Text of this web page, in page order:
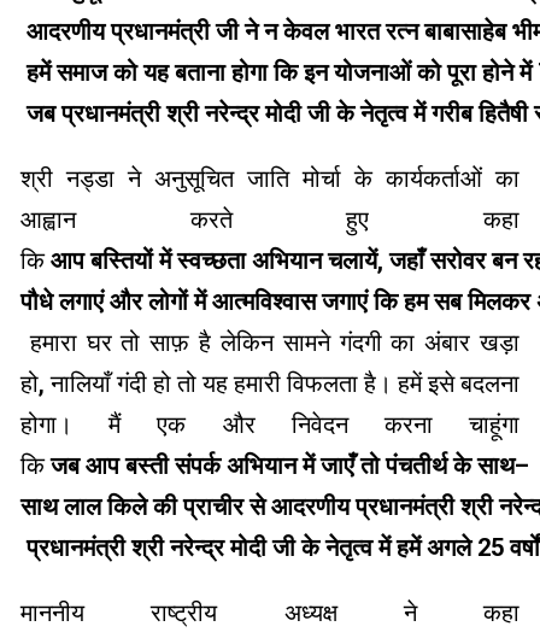
आदरणीयप्रधानमंत्री जी ने न केवल भारत रत्न बाबासाहेब
हमें समाज को यह बताना होगा कि इन योजनाओं को पूरा होने में
जब प्रधानमंत्री श्री नरेन्द्र मोदी जी के नेतृत्व में गरीब
श्री नड्डा ने अनुसूचित जाति मोर्चा के कार्यकर्ताओं का
आह्वान करते हुए कहा
किआपबस्तियों में स्वच्छता अभियान चलायें,जहाँसरोवर बन
पौधेलगाएं और लोगों में आत्मविश्वास जगाएं कि हम सब मिलकर
हमारा घर तो साफ़ है लेकिन सामने गंदगी का अंबार खड़ा
हो,नालियाँ गंदी हो तो यह हमारी विफलता है। हमें इसे बदलना
होगा। मैं एक और निवेदन करना चाहूंगा
किजबआप बस्ती संपर्क अभियान में जाएँ तो पंचतीर्थ के साथ–
साथलाल किले की प्राचीर से आदरणीय प्रधानमंत्री श्री
प्रधानमंत्री श्री नरेन्द्र मोदी जी के नेतृत्व में हमें अगले25वर्षों
माननीय राष्ट्रीय अध्यक्ष ने कहा